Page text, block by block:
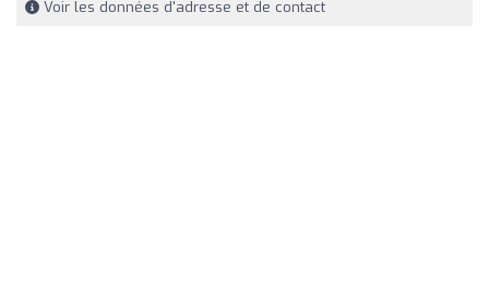
Voir les données d'adresse et de contact